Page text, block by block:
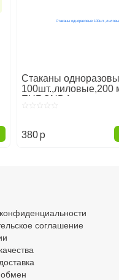
Стаканы
100шт.,лиловые,200
EURONDA
380p
соглашение
обмен